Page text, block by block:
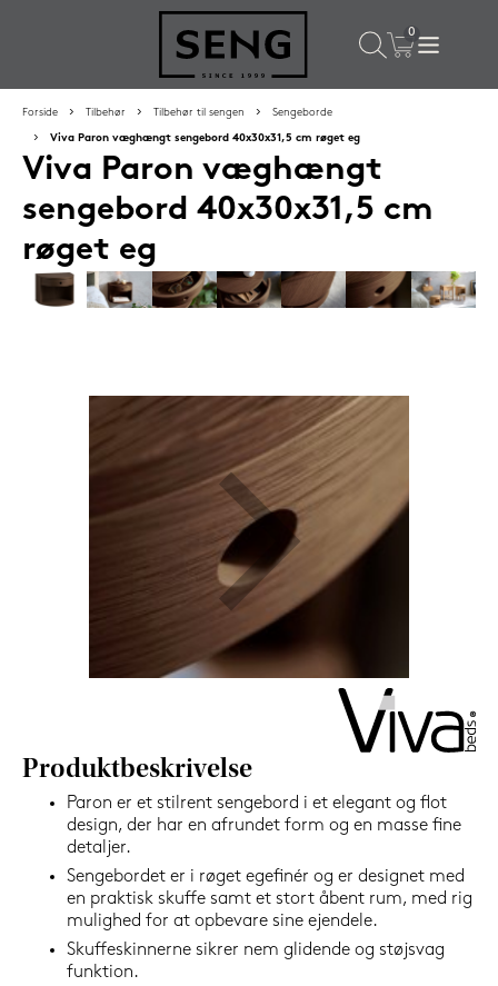
Populære valg til dig
599,-
Forside Tilbehør Tilbehør til sengen Sengeborde
Viva Paron væghængt sengebord 40x30x31,5 cm røget eg
Viva Paron væghængt
sengebord 40x30x31,5 cm
røget eg
Produktbeskrivelse
Paron er et stilrent sengebord i et elegant og flot
design, der har en afrundet form og en masse fine
detaljer.
Sengebordet er i røget egefinér og er designet med
en praktisk skuffe samt et stort åbent rum, med rig
mulighed for at opbevare sine ejendele.
Skuffeskinnerne sikrer nem glidende og støjsvag
funktion.